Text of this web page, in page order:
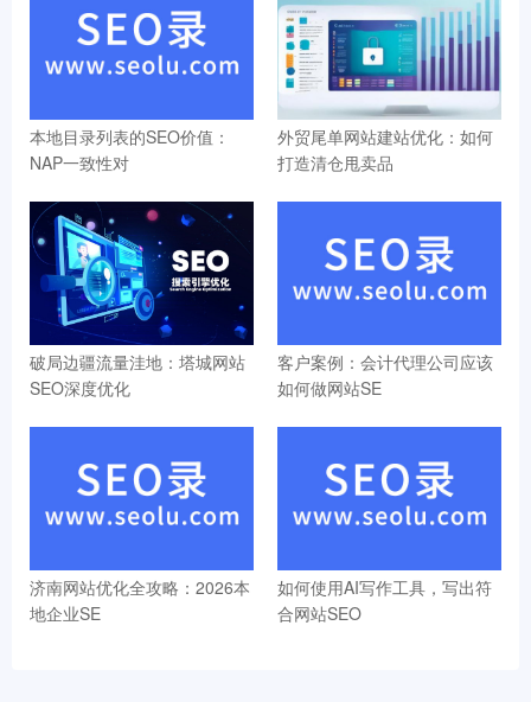
本地目录列表的SEO价值：
NAP一致性对
外贸尾单网站建站优化：如何
打造清仓甩卖品
破局边疆流量洼地：塔城网站
SEO深度优化
客户案例：会计代理公司应该
如何做网站SE
济南网站优化全攻略：2026本
地企业SE
如何使用AI写作工具，写出符
合网站SEO